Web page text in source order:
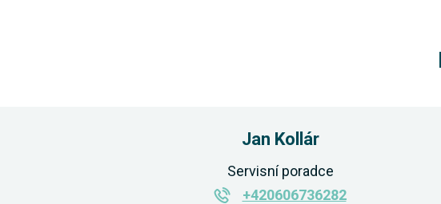
Jan Kollár
Servisní poradce
+420606736282